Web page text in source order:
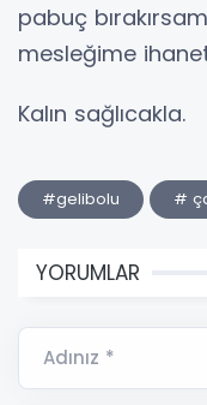
pabuç
mesleğime
Kalın sağlıcakla.
#gelibolu #
YORUMLAR
Adınız *